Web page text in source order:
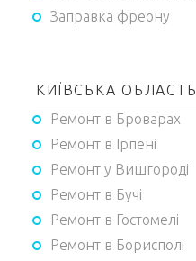
Заправка фреону
КИЇВСЬКА ОБЛАСТЬ
Ремонт в Броварах
Ремонт в Ірпені
Ремонт у Вишгороді
Ремонт в Бучі
Ремонт в Гостомелі
Ремонт в Борисполі